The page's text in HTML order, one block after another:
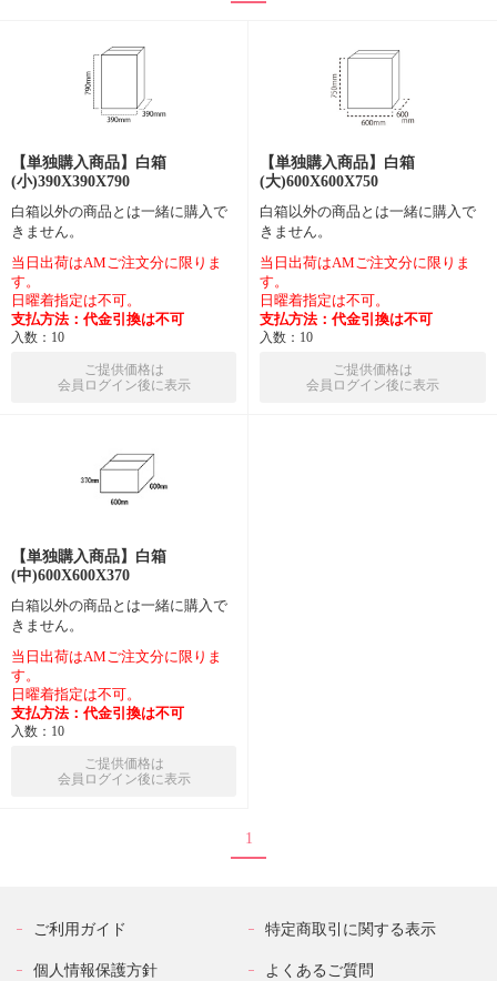
【単独購入商品】白箱
(小)390X390X790
白箱以外の商品とは一緒に購入で
きません。
当日出荷はAMご注文分に限りま
す。
日曜着指定は不可。
支払方法：代金引換は不可
入数：10
ご提供価格は
会員ログイン後に表示
【単独購入商品】白箱
(大)600X600X750
白箱以外の商品とは一緒に購入で
きません。
当日出荷はAMご注文分に限りま
す。
日曜着指定は不可。
支払方法：代金引換は不可
入数：10
ご提供価格は
会員ログイン後に表示
【単独購入商品】白箱
(中)600X600X370
白箱以外の商品とは一緒に購入で
きません。
当日出荷はAMご注文分に限りま
す。
日曜着指定は不可。
支払方法：代金引換は不可
入数：10
ご提供価格は
会員ログイン後に表示
1
ご利用ガイド 特定商取引に関する表示
個人情報保護方針 よくあるご質問